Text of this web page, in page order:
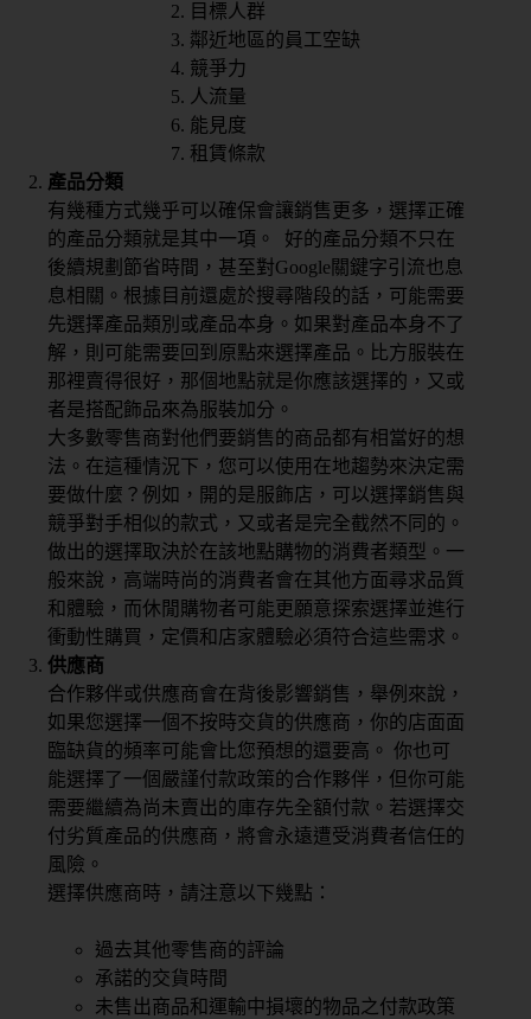
目標人群
鄰近地區的員工空缺
競爭力
人流量
能見度
租賃條款
產品分類
有幾種方式幾乎可以確保會讓銷售更多，選擇正確
的產品分類就是其中一項。 好的產品分類不只在
後續規劃節省時間，甚至對Google關鍵字引流也息
息相關。根據目前還處於搜尋階段的話，可能需要
先選擇產品類別或產品本身。如果對產品本身不了
解，則可能需要回到原點來選擇產品。比方服裝在
那裡賣得很好，那個地點就是你應該選擇的，又或
者是搭配飾品來為服裝加分。
大多數零售商對他們要銷售的商品都有相當好的想
法。在這種情況下，您可以使用在地趨勢來決定需
要做什麼？例如，開的是服飾店，可以選擇銷售與
競爭對手相似的款式，又或者是完全截然不同的。
做出的選擇取決於在該地點購物的消費者類型。一
般來說，高端時尚的消費者會在其他方面尋求品質
和體驗，而休閒購物者可能更願意探索選擇並進行
衝動性購買，定價和店家體驗必須符合這些需求。
供應商
合作夥伴或供應商會在背後影響銷售，舉例來說，
如果您選擇一個不按時交貨的供應商，你的店面面
臨缺貨的頻率可能會比您預想的還要高。 你也可
能選擇了一個嚴謹付款政策的合作夥伴，但你可能
需要繼續為尚未賣出的庫存先全額付款。若選擇交
付劣質產品的供應商，將會永遠遭受消費者信任的
風險。
選擇供應商時，請注意以下幾點：
過去其他零售商的評論
承諾的交貨時間
未售出商品和運輸中損壞的物品之付款政策